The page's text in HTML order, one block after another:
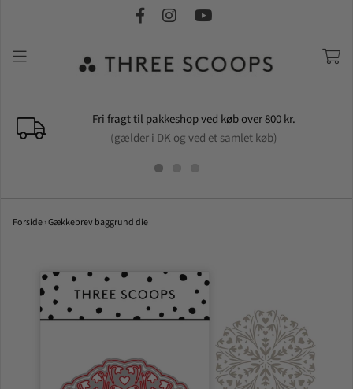
Fri fragt til pakkeshop ved køb over 800 kr.
(gælder i DK og ved et samlet køb)
Forside›Gækkebrev baggrund die